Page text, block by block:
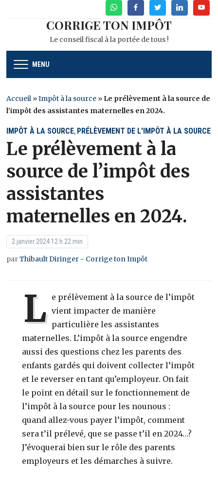
WhatsAppFacebookTwitterLinkedin
CORRIGE TON IMPÔT
Le conseil fiscal à la portée de tous !
MENU
Accueil »Impôt à la source » Le prélèvement à la source de
l’impôt des assistantes maternelles en 2024.
IMPÔT À LA SOURCE, PRÉLÈVEMENT DE L'IMPÔT À LA SOURCE
Le prélèvement à la
source de l’impôt des
assistantes
maternelles en 2024.
2 janvier 2024 12 h 22 min
parThibault Diringer - Corrige ton Impôt
L e prélèvement à la source de l’impôt
vient impacter de manière
particulière les assistantes
maternelles. L’impôt à la source engendre
aussi des questions chez les parents des
enfants gardés qui doivent collecter l’impôt
et le reverser en tant qu’employeur. On fait
le point en détail sur le fonctionnement de
l’impôt à la source pour les nounous :
quand allez-vous payer l’impôt, comment
sera t’il prélevé, que se passe t’il en 2024…?
J’évoquerai bien sur le rôle des parents
employeurs et les démarches à suivre.